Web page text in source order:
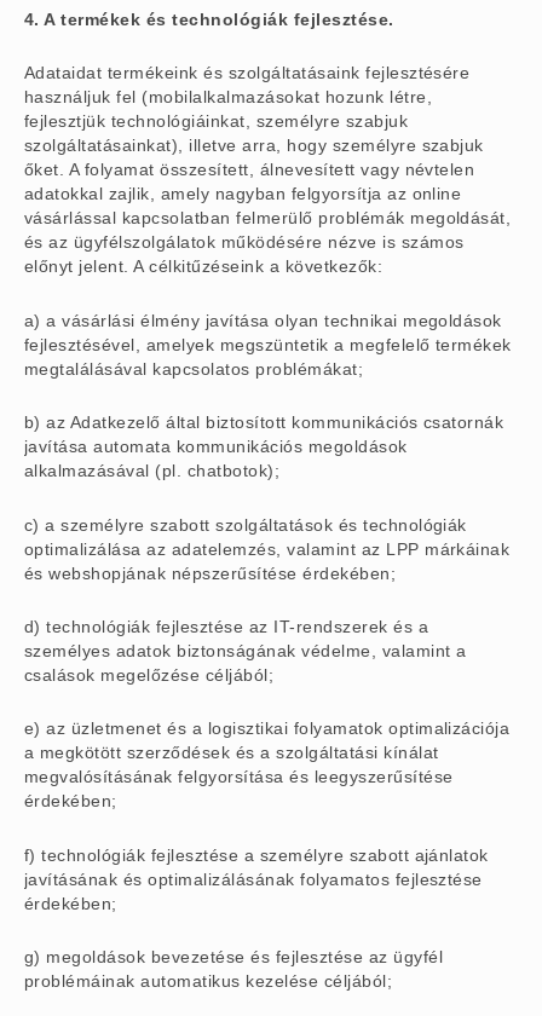
4. A termékek és technológiák fejlesztése.
Adataidat termékeink és szolgáltatásaink fejlesztésére
használjuk fel (mobilalkalmazásokat hozunk létre,
fejlesztjük technológiáinkat, személyre szabjuk
szolgáltatásainkat), illetve arra, hogy személyre szabjuk
őket. A folyamat összesített, álnevesített vagy névtelen
adatokkal zajlik, amely nagyban felgyorsítja az online
vásárlással kapcsolatban felmerülő problémák megoldását,
és az ügyfélszolgálatok működésére nézve is számos
előnyt jelent. A célkitűzéseink a következők:
a) a vásárlási élmény javítása olyan technikai megoldások
fejlesztésével, amelyek megszüntetik a megfelelő termékek
megtalálásával kapcsolatos problémákat;
b) az Adatkezelő által biztosított kommunikációs csatornák
javítása automata kommunikációs megoldások
alkalmazásával (pl. chatbotok);
c) a személyre szabott szolgáltatások és technológiák
optimalizálása az adatelemzés, valamint az LPP márkáinak
és webshopjának népszerűsítése érdekében;
d) technológiák fejlesztése az IT-rendszerek és a
személyes adatok biztonságának védelme, valamint a
csalások megelőzése céljából;
e) az üzletmenet és a logisztikai folyamatok optimalizációja
a megkötött szerződések és a szolgáltatási kínálat
megvalósításának felgyorsítása és leegyszerűsítése
érdekében;
f) technológiák fejlesztése a személyre szabott ajánlatok
javításának és optimalizálásának folyamatos fejlesztése
érdekében;
g) megoldások bevezetése és fejlesztése az ügyfél
problémáinak automatikus kezelése céljából;